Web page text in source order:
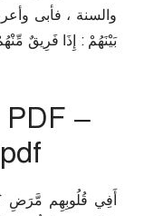
والسنة ، فأبى
بَيْنَهُمْ : إِذَا فَرِيقٌ
PDF –
الطب النبوي pdf
أَفِي قُلُوبِهِم مَّرَضِ ؟